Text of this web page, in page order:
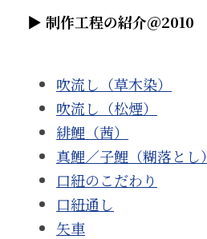
▶︎ 制作工程の紹介＠2010
吹流し（草木染）
吹流し（松煙）
緋鯉（茜）
真鯉／子鯉（糊落とし）
口紐のこだわり
口紐通し
矢車